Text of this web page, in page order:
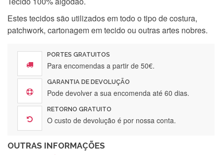
Estes tecidos são utilizados em todo o tipo de costura,
patchwork, cartonagem em tecido ou outras artes nobres.
PORTES GRATUITOS
Para encomendas a partir de 50€.
GARANTIA DE DEVOLUÇÃO
Pode devolver a sua encomenda até 60 dias.
RETORNO GRATUITO
O custo de devolução é por nossa conta.
OUTRAS INFORMAÇÕES